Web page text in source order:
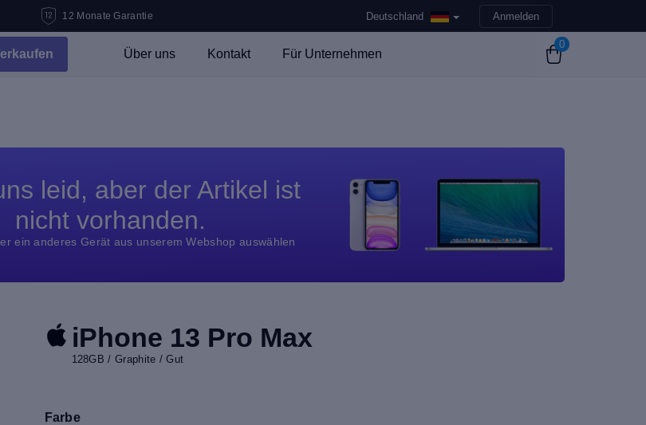
12 Monate Garantie Deutschland Anmelden
Über uns Kontakt Für Unternehmen
0
leid, aber der Artikel ist
nicht vorhanden.
ein anderes Gerät aus unserem Webshop auswählen
iPhone 13 Pro Max
128GB / Graphite / Gut
Farbe